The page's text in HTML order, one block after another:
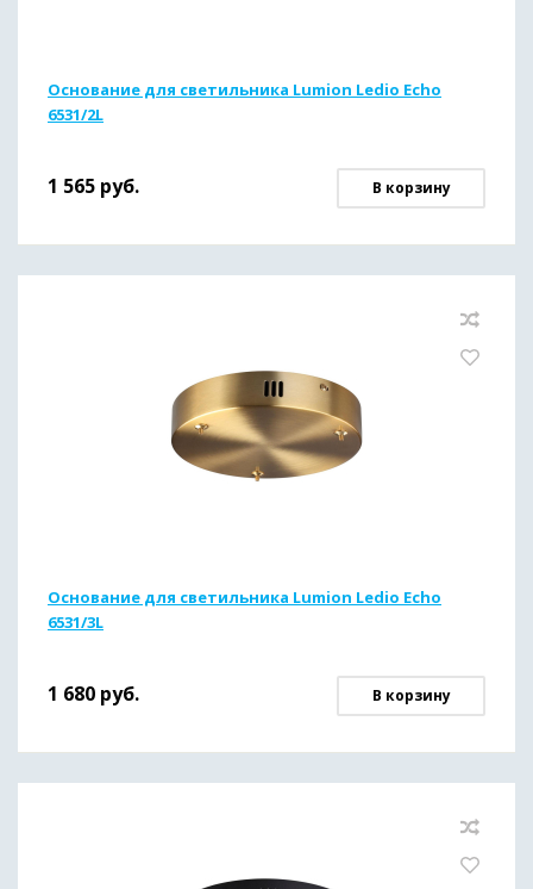
Основание для светильника Lumion Ledio Echo
6531/2L
1 565 руб. В корзину
Основание для светильника Lumion Ledio Echo
6531/3L
1 680 руб. В корзину